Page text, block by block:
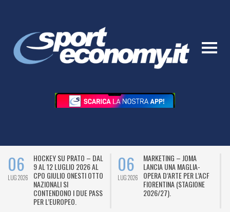
06
LUG 2026
HOCKEY SU PRATO – DAL
9 AL 12 LUGLIO 2026 AL
CPO GIULIO ONESTI OTTO
NAZIONALI SI
CONTENDONO I DUE PASS
PER L’EUROPEO.
06
LUG 2026
MARKETING – JOMA
LANCIA UNA MAGLIA-
OPERA D’ARTE PER L’ACF
FIORENTINA (STAGIONE
2026/27).